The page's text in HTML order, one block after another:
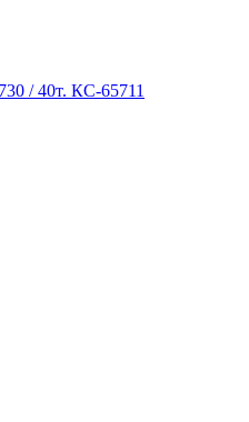
/ 40т. КС-65711